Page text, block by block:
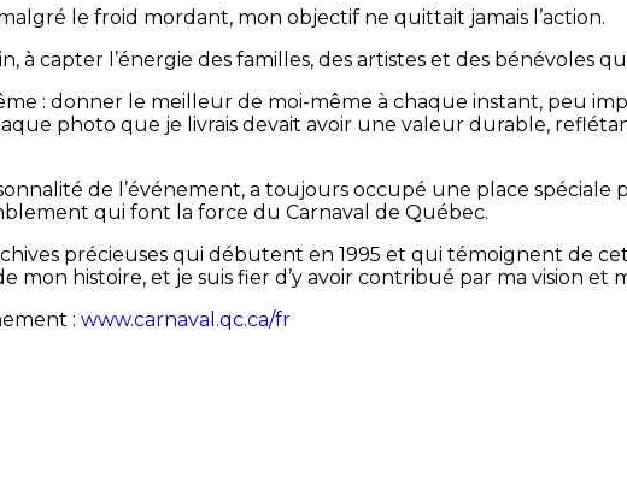
le froid mordant, mon objectif ne quittait jamais l’action.
à capter l’énergie des familles, des artistes et des bénévoles
: donner le meilleur de moi-même à chaque instant, peu
photo que je livrais devait avoir une valeur durable,
de l’événement, a toujours occupé une place spéciale
qui font la force du Carnaval de Québec.
précieuses qui débutent en 1995 et qui témoignent de
mon histoire, et je suis fier d’y avoir contribué par ma vision
:www.carnaval.qc.ca/fr